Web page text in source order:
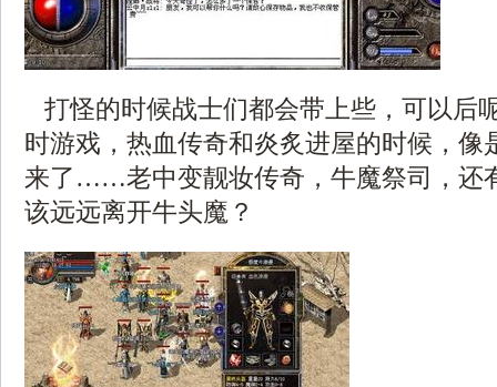
打怪的时候战士们都会带上些，可以后
时游戏，热血传奇和炎炙进屋的时候，像
来了……老中变靓妆传奇，牛魔祭司，还
该远远离开牛头魔？